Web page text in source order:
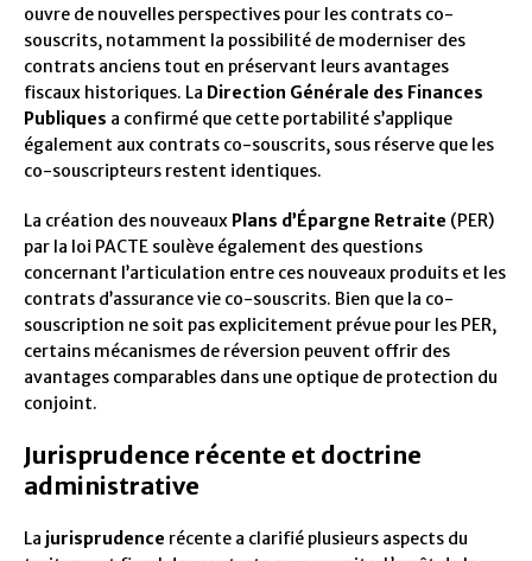
ouvre de nouvelles perspectives pour les contrats co-
souscrits, notamment la possibilité de moderniser des
contrats anciens tout en préservant leurs avantages
fiscaux historiques. La Direction Générale des Finances
Publiques a confirmé que cette portabilité s’applique
également aux contrats co-souscrits, sous réserve que les
co-souscripteurs restent identiques.
La création des nouveaux Plans d’Épargne Retraite (PER)
par la loi PACTE soulève également des questions
concernant l’articulation entre ces nouveaux produits et les
contrats d’assurance vie co-souscrits. Bien que la co-
souscription ne soit pas explicitement prévue pour les PER,
certains mécanismes de réversion peuvent offrir des
avantages comparables dans une optique de protection du
conjoint.
Jurisprudence récente et doctrine
administrative
La jurisprudence récente a clarifié plusieurs aspects du